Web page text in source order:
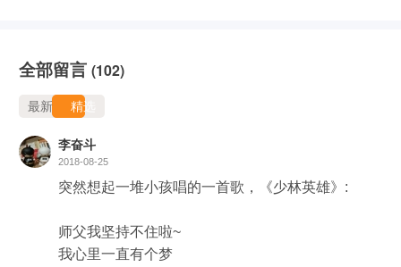
全部留言 (102)
最新 精选
李奋斗
2018-08-25
突然想起一堆小孩唱的一首歌，《少林英雄》:
师父我坚持不住啦~
我心里一直有个梦